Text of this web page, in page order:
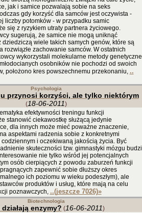
jak i samice pozwalają sobie na seks
gdy korzyść dla samców jest oczywista -
liczby potomków - w przypadku samic
się z ryzykiem utraty partnera życiowego.
sugerują, że samice nie mogą uniknąć
dziedziczą wiele takich samych genów, które są
rozwiązłe zachowanie samców. W ostatnich
wykorzystali molekularne metody genetyczne
osobników nie pochodzi od swoich
położono kres powszechnemu przekonaniu, ..
Psychologia
przynosi korzyści, ale tylko niektórym
(18-06-2011)
efektywności treningu funkcji
stanowić ciekawostkę służącą jedynie
dla innych może mieć poważne znaczenie,
aspektami radzenia sobie z konkretnymi
i oczekiwaną jakością życia. Być
skuteczności tzw. gimnastyki mózgu budzi
nie tylko wśród jej potencjalnych
osób cierpiących z powodu zaburzeń funkcji
zapewnić sobie dłuższy okres
ich poziomu w wieku podeszłym), ale
produktów i usług, które mają na celu
poznawczych, ..(jeszcze 7026)»
Biotechnologia
enzymy? (16-06-2011)